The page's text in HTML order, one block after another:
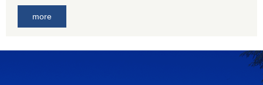
more